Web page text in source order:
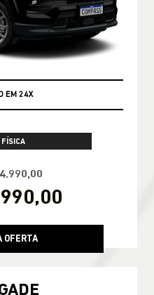
EM 24X
FÍSICA
OFERTA